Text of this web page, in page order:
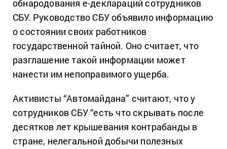
обнародования е-деклараций сотрудников
СБУ. Руководство СБУ объявило информацию
о состоянии своих работников
государственной тайной. Оно считает, что
разглашение такой информации может
нанести им непоправимого ущерба.
Активисты “Автомайдана” считают, что у
сотрудников СБУ “есть что скрывать после
десятков лет крышевания контрабанды в
стране, нелегальной добычи полезных